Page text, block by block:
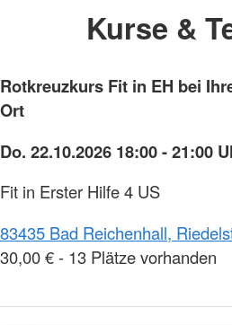
Kurse &
Rotkreuzkurs Fit in EH bei
Ort
Do. 22.10.2026 18:00 - 21:00
Fit in Erster Hilfe 4 US
83435 Bad Reichenhall,
30,00 € - 13 Plätze vorhanden